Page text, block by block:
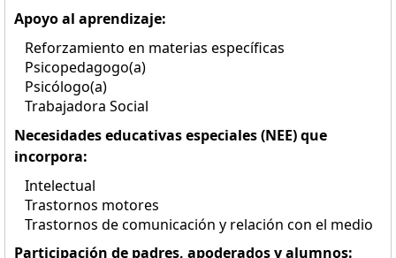
Apoyo al aprendizaje:
Reforzamiento en materias específicas
Psicopedagogo(a)
Psicólogo(a)
Trabajadora Social
Necesidades educativas especiales (NEE) que
incorpora:
Intelectual
Trastornos motores
Trastornos de comunicación y relación con el medio
Participación de padres, apoderados y alumnos: